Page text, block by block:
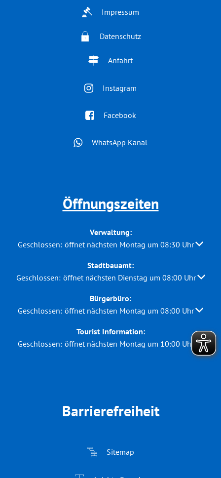
Impressum
Datenschutz
Anfahrt
Instagram
Facebook
WhatsApp Kanal
Öffnungszeiten
Verwaltung:
Klicken, um weitere Öffnungs- oder Schließzeiten
Geschlossen: öffnet nächsten Montag um 08:30 Uhr
Stadtbauamt:
Klicken, um weitere Öffnungs- oder Schließzeiten
Geschlossen: öffnet nächsten Dienstag um 08:00 Uhr
Bürgerbüro:
Klicken, um weitere Öffnungs- oder Schließzeiten
Geschlossen: öffnet nächsten Montag um 08:00 Uhr
Tourist Information:
Klicken, um weitere Öffnungs- oder Schließzeiten
Geschlossen: öffnet nächsten Montag um 10:00 Uhr
Barrierefreiheit
Sitemap